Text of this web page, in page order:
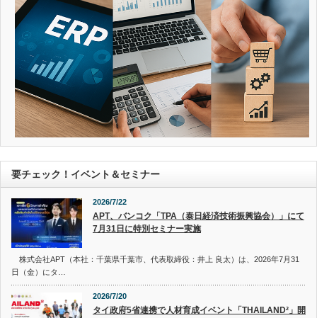
要チェック！イベント＆セミナー
2026/7/22
APT、バンコク「TPA（泰日経済技術振興協会）」にて
7月31日に特別セミナー実施
株式会社APT（本社：千葉県千葉市、代表取締役：井上 良太）は、2026年7月31
日（金）にタ…
2026/7/20
タイ政府5省連携で人材育成イベント「THAILAND²」開